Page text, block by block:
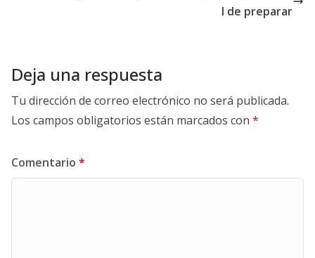
l de preparar
Deja una respuesta
Tu dirección de correo electrónico no será publicada.
Los campos obligatorios están marcados con *
Comentario *